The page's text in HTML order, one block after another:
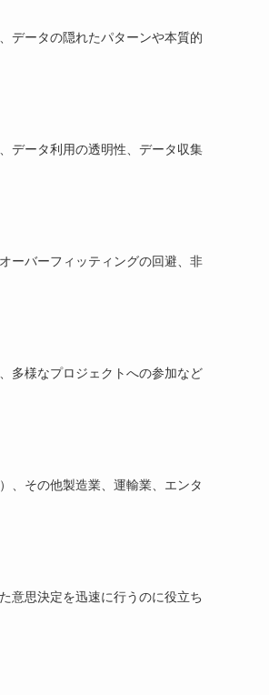
データの隠れたパターンや本質的
データ利用の透明性、データ収集
ーバーフィッティングの回避、非
多様なプロジェクトへの参加など
、その他製造業、運輸業、エンタ
意思決定を迅速に行うのに役立ち